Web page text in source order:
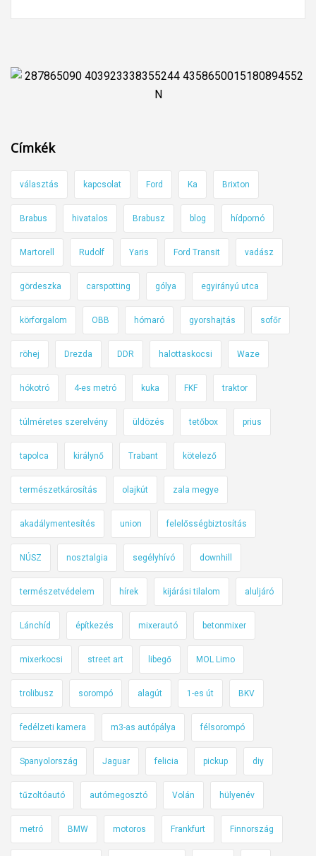
Címkék
választás kapcsolat Ford Ka Brixton
Brabus hivatalos Brabusz blog hídpornó
Martorell Rudolf Yaris Ford Transit vadász
gördeszka carspotting gólya egyirányú utca
körforgalom OBB hómaró gyorshajtás sofőr
röhej Drezda DDR halottaskocsi Waze
hókotró 4-es metró kuka FKF traktor
túlméretes szerelvény üldözés tetőbox prius
tapolca királynő Trabant kötelező
természetkárosítás olajkút zala megye
akadálymentesítés union felelősségbiztosítás
NÚSZ nosztalgia segélyhívó downhill
természetvédelem hírek kijárási tilalom aluljáró
Lánchíd építkezés mixerautó betonmixer
mixerkocsi street art libegő MOL Limo
trolibusz sorompó alagút 1-es út BKV
fedélzeti kamera m3-as autópálya félsorompó
Spanyolország Jaguar felicia pickup diy
tűzoltóautó autómegosztó Volán hülyenév
metró BMW motoros Frankfurt Finnország